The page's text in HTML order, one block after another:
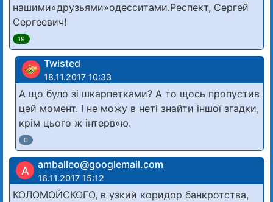
нашими«друзьями»одесситами.Респект, Сергей
Сергеевич!
19
Twisted
18.11.2017 10:33
А що було зі шкарпетками? А то щось пропустив
цей момент. І не можу в неті знайти іншої згадки,
крім цього ж інтерв«ю.
0
A amballeo@googlemail.com
16.11.2017 15:12
КОЛОМОЙСКОГО, в узкий коридор банкротства,